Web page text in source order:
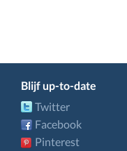
Blijf up-to-date
Twitter
Facebook
Pinterest